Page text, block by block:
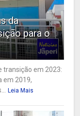
da
para o
transição em 2023:
em 2019,
Leia Mais